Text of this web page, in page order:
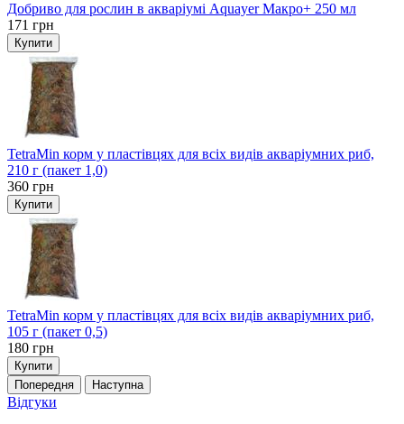
Добриво для рослин в акваріумі Aquayer Макро+ 250 мл
171 грн
Купити
TetraMin корм у пластівцях для всіх видів акваріумних риб,
210 г (пакет 1,0)
360 грн
Купити
TetraMin корм у пластівцях для всіх видів акваріумних риб,
105 г (пакет 0,5)
180 грн
Купити
Попередня
Наступна
Відгуки